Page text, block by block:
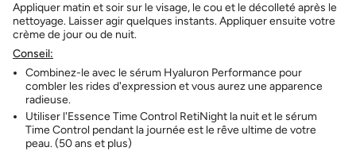
Appliquer matin et soir sur le visage, le cou et le décolleté après le
nettoyage. Laisser agir quelques instants. Appliquer ensuite votre
crème de jour ou de nuit.
Conseil:
Combinez-le avec le sérum Hyaluron Performance pour
combler les rides d'expression et vous aurez une apparence
radieuse.
Utiliser l'Essence Time Control RetiNight la nuit et le sérum
Time Control pendant la journée est le rêve ultime de votre
peau. (50 ans et plus)